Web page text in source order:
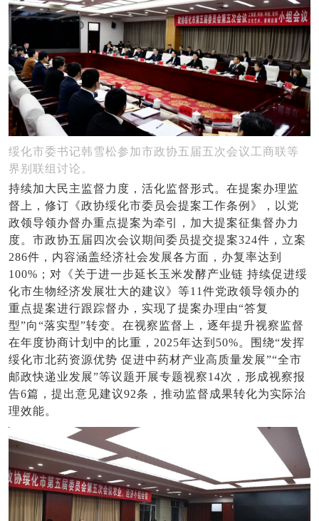
绥化市委书记韩雪松参加市政协五届五次会议工商联等
界别联组讨论。
持续加大民主监督力度，活化监督形式。在提案办理监
督上，修订《政协绥化市委员会提案工作条例》，以党
政领导领办督办重点提案为牵引，加大提案征集督办力
度。市政协五届四次会议期间委员提交提案324件，立案
286件，内容涵盖经济社会发展各方面，办复率达到
100%；对《关于进一步延长玉米发酵产业链 持续促进绥
化市生物经济发展壮大的建议》等11件党政领导领办的
重点提案进行跟踪督办，实现了提案办理由“答复
型”向“落实型”转变。在视察监督上，逐年提升视察监督
在年度协商计划中的比重，2025年达到50%。围绕“发挥
绥化市北药资源优势 促进中药材产业高质量发展”“全市
邮政快递业发展”等议题开展专题视察14次，形成视察报
告6篇，提出意见建议92条，推动监督成果转化为实际治
理效能。